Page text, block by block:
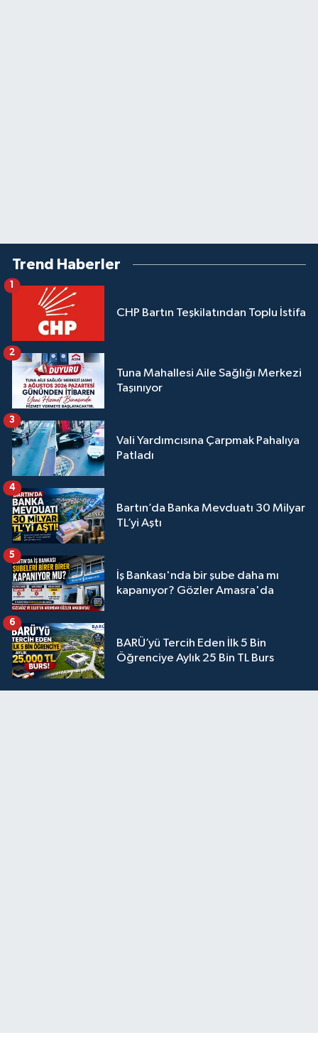
Trend Haberler
CHP Bartın Teşkilatından Toplu İstifa
1
Tuna Mahallesi Aile Sağlığı Merkezi
Taşınıyor
2
Vali Yardımcısına Çarpmak Pahalıya
Patladı
3
Bartın’da Banka Mevduatı 30 Milyar
TL’yi Aştı
4
İş Bankası'nda bir şube daha mı
kapanıyor? Gözler Amasra'da
5
BARÜ’yü Tercih Eden İlk 5 Bin
Öğrenciye Aylık 25 Bin TL Burs
6